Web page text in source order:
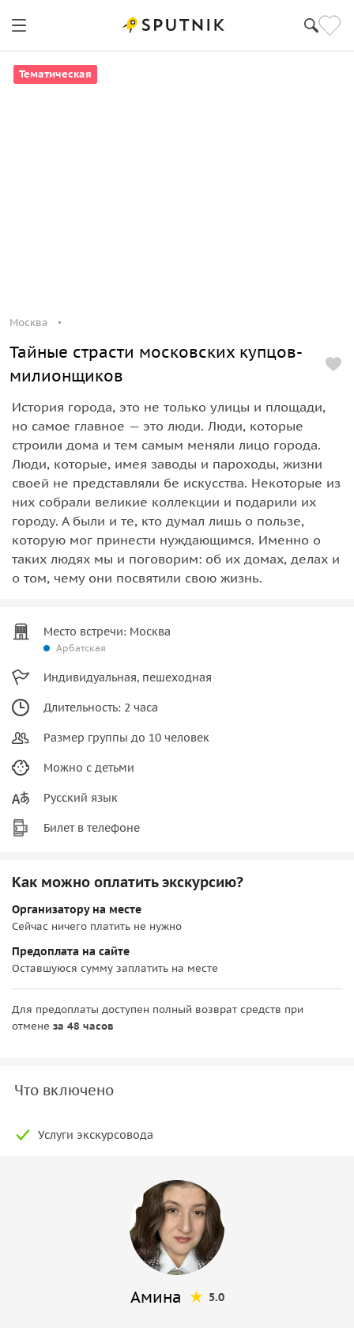
Тематическая
Москва
Тайные страсти московских купцов-
милионщиков
История города, это не только улицы и площади,
но самое главное — это люди. Люди, которые
строили дома и тем самым меняли лицо города.
Люди, которые, имея заводы и пароходы, жизни
своей не представляли бе искусства. Некоторые из
них собрали великие коллекции и подарили их
городу. А были и те, кто думал лишь о пользе,
которую мог принести нуждающимся. Именно о
таких людях мы и поговорим: об их домах, делах и
о том, чему они посвятили свою жизнь.
Место встречи: Москва
Арбатская
Индивидуальная, пешеходная
Длительность: 2 часа
Размер группы до 10 человек
Можно с детьми
Русский язык
Билет в телефоне
Как можно оплатить экскурсию?
Организатору на месте
Сейчас ничего платить не нужно
Предоплата на сайте
Оставшуюся сумму заплатить на месте
Для предоплаты доступен полный возврат средств при
отмене за 48 часов
Что включено
Услуги экскурсовода
Амина 5.0